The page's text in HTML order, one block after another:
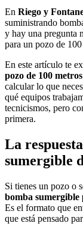
En Riego y
suministrando
y hay una pregunta
para un pozo de
En este artículo te
pozo de 100 metros
calcular lo que
qué equipos
tecnicismos, pero
primera.
La
sumergible
Si tienes un pozo o
bomba sumergible
Es el formato que
que está pensado